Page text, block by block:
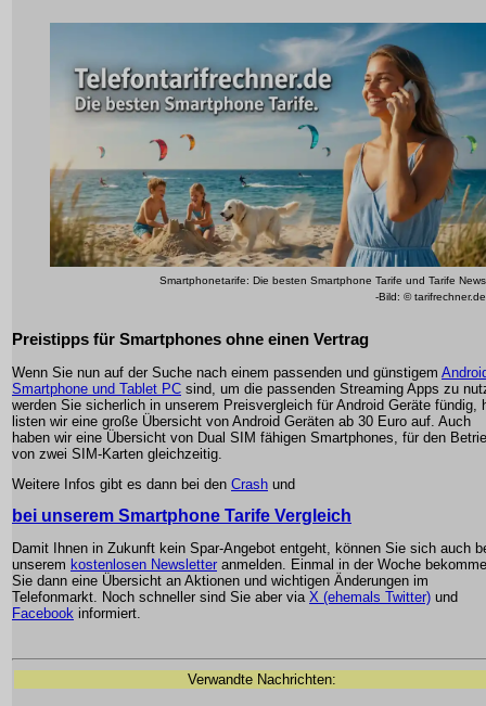
Smartphonetarife: Die besten Smartphone Tarife und Tarife News
-Bild: © tarifrechner.de
Preistipps für Smartphones ohne einen Vertrag
Wenn Sie nun auf der Suche nach einem passenden und günstigem
Smartphone und Tablet PC sind, um die passenden Streaming Apps zu
werden Sie sicherlich in unserem Preisvergleich für Android Geräte fündig,
listen wir eine große Übersicht von Android Geräten ab 30 Euro auf. Auch
haben wir eine Übersicht von Dual SIM fähigen Smartphones, für den
von zwei SIM-Karten gleichzeitig.
Weitere Infos gibt es dann bei den Crash und
bei unserem Smartphone Tarife Vergleich
Damit Ihnen in Zukunft kein Spar-Angebot entgeht, können Sie sich auch
unserem kostenlosen Newsletter anmelden. Einmal in der Woche
Sie dann eine Übersicht an Aktionen und wichtigen Änderungen im
Telefonmarkt. Noch schneller sind Sie aber via X (ehemals Twitter) und
Facebook informiert.
Verwandte Nachrichten: